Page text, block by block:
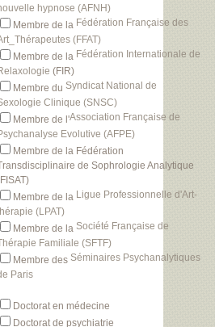
hypnose (AFNH)
Membre de la Fédération Française des
(FFAT)
Membre de la Fédération Internationale de
(FIR)
Membre du Syndicat National de
Clinique (SNSC)
Membre de l'Association Française de
Evolutive (AFPE)
Membre de la Fédération
de Sophrologie Analytique
Membre de la Ligue Professionnelle d'Art-
(LPAT)
Membre de la Société Française de
Familiale (SFTF)
Membre des Séminaires Psychanalytiques
Paris
Doctorat en médecine
Doctorat de psychiatrie